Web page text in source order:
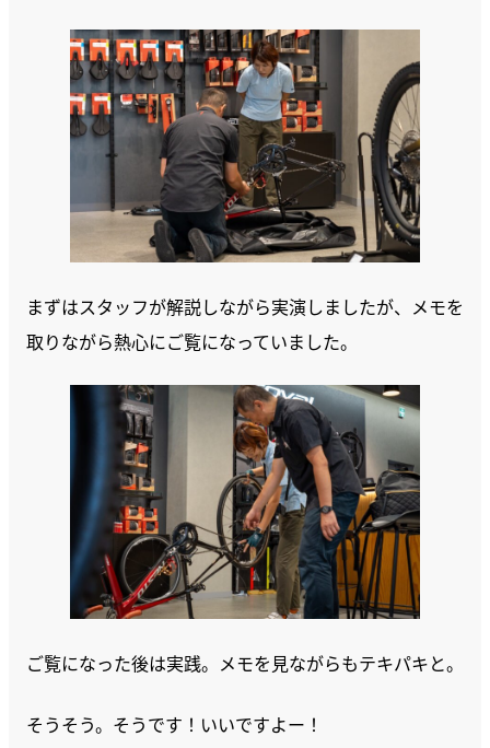
まずはスタッフが解説しながら実演しましたが、メモを
取りながら熱心にご覧になっていました。
ご覧になった後は実践。メモを見ながらもテキパキと。
そうそう。そうです！いいですよー！